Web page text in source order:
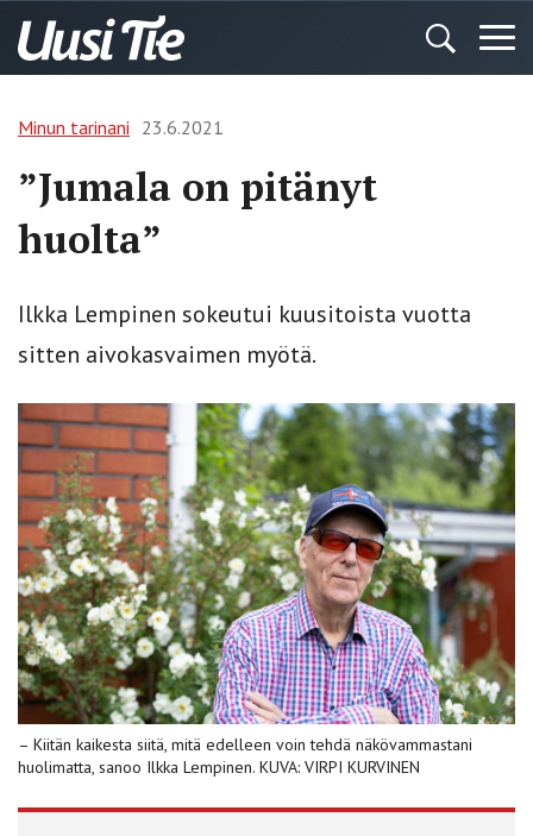
Minun tarinani 23.6.2021
”Jumala on pitänyt
huolta”
Ilkka Lempinen sokeutui kuusitoista vuotta
sitten aivokasvaimen myötä.
– Kiitän kaikesta siitä, mitä edelleen voin tehdä näkövammastani
huolimatta, sanoo Ilkka Lempinen. KUVA: VIRPI KURVINEN